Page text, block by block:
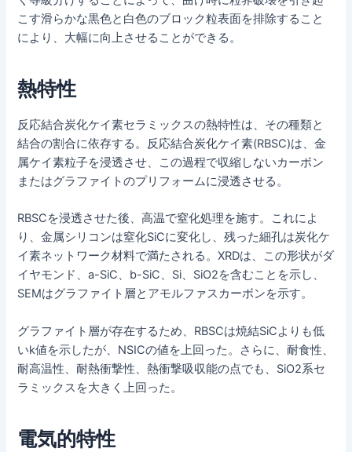
こす滑らかな黒色と白色のブロック粒表面を排除すること
により、大幅に向上させることができる。
熱特性
反応結合炭化ケイ素セラミックスの熱特性は、その種類と
結合の割合に依存する。反応結合炭化ケイ素(RBSC)は、金
属ケイ素粒子を浸透させ、この過程で収縮しないカーボン
またはグラファイトのプリフォームに浸透させる。
RBSCを浸透させた後、高温で窒化処理を施す。これによ
り、金属シリコンは窒化SiCに変化し、残った細孔は炭化ケ
イ素ネットワーク材料で満たされる。XRDは、この形状がダ
イヤモンド、a-SiC、b-SiC、Si、SiO2を含むことを示し、
SEMはグラファイト層とアモルファスカーボンを示す。
グラファイト層が存在するため、RBSCは焼結SiCよりも低
いk値を示したが、NSICの値を上回った。さらに、耐食性、
耐高温性、耐熱衝撃性、熱衝撃吸収能の点でも、SiO2系セ
ラミックスを大きく上回った。
電気的特性